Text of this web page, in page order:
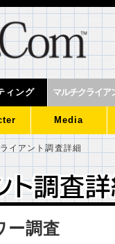
ィング マルチクライア
Media
イアント調査詳細
ト調査詳
ト調査詳
ー調査